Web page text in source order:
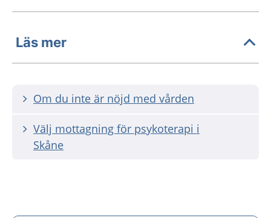
Läs mer
Om du inte är nöjd med vården
Välj mottagning för psykoterapi i
Skåne